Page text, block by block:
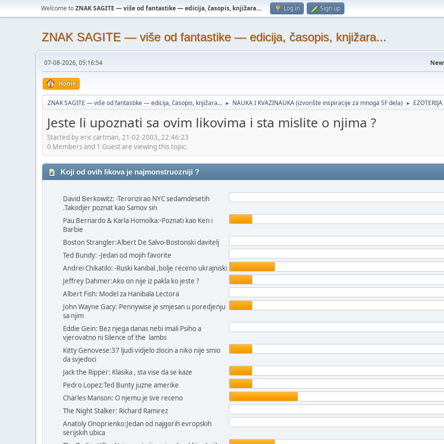
Welcome toZNAK SAGITE — više od fantastike — edicija, časopis, knjižara.... Log in Sign up
ZNAK SAGITE — više od fantastike — edicija, časopis, knjižara...
07-08-2026, 05:16:54
Home
ZNAK SAGITE — više od fantastike — edicija, časopis, knjižara... ► NAUKA I KVAZINAUKA (izvorište inspiracije za mnoga SF dela) ► EZOTERIJA
Jeste li upoznati sa ovim likovima i sta mislite o njima ?
Started by eric cartman, 21-02-2003, 22:46:23
0 Members and 1 Guest are viewing this topic.
Koji od ovih likova je najmonstruozniji ?
David Berkowitz: -Terorizirao NYC sedamdesetih
.Takodjer poznat kao Samov sin
Pau Bernardo & Karla Homolka:-Poznati kao Ken i
Barbie
Boston Strangler:Albert De Salvo-Bostonski davitelj
Ted Bundy: -Jedan od mojih favorite
Andrei Chikatilo: -Ruski kanibal ,bolje receno ukrajniski
Jeffrey Dahmer:Ako on nije iz pakla ko jeste ?
Albert Fish: Model za Hanibala Lectora
John Wayne Gacy: Pennywise je smjesan u poredjenju
sa njim
Eddie Gein: Bez njega danas nebi imali Psiho a
vjerovatno ni Silence of the lambs
Kitty Genovese:37 ljudi vidjelo zlocin a niko nije smio
da svjedoci
Jack the Ripper: Klasika , sta vise da se kaze
Pedro Lopez:Ted Bunty juzne amerike
Charles Manson: O njemu je sve receno
The Night Stalker: Richard Ramirez
Anatoly Onoprienko:Jedan od najgorih evropskih
serijskih ubica